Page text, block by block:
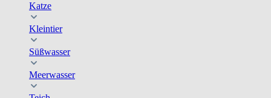
Katze
Kleintier
Süßwasser
Meerwasser